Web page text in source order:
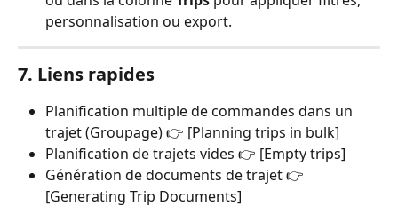
personnalisation ou export.
7. Liens rapides
Planification multiple de commandes dans un
trajet (Groupage) 👉 [Planning trips in bulk]
Planification de trajets vides 👉 [Empty trips]
Génération de documents de trajet 👉
[Generating Trip Documents]